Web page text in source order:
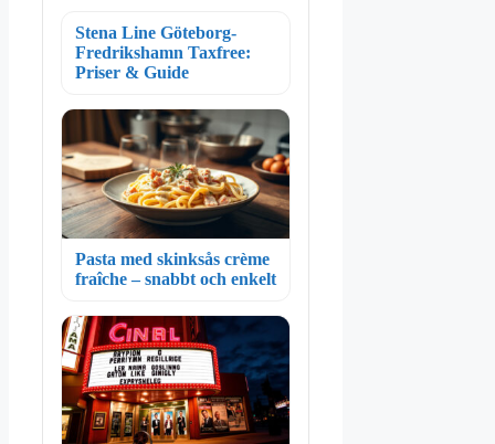
Stena Line Göteborg-
Fredrikshamn Taxfree:
Priser & Guide
Pasta med skinksås crème
fraîche – snabbt och enkelt